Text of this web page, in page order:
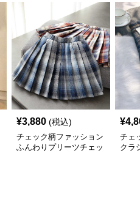
¥3,880 (税込)
チェック柄ファッション
ふんわりプリーツチェッ
¥
チェ
クラ